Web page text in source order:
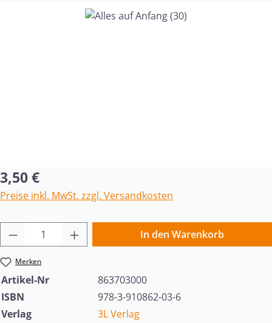
Bildergalerie überspringen
Regulärer Preis:
3,50 €
Preise inkl. MwSt. zzgl. Versandkosten
Produkt Anzahl: Gib den gewünschten
In den Warenkorb
Merken
Artikel-Nr
863703000
ISBN
978-3-910862-03-6
Verlag
3L Verlag